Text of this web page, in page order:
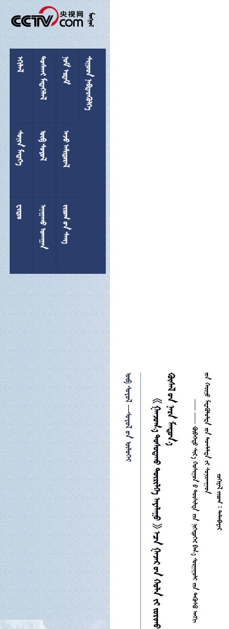

 

 
 
 
 
 
  
 
 

  

















































































































































































   